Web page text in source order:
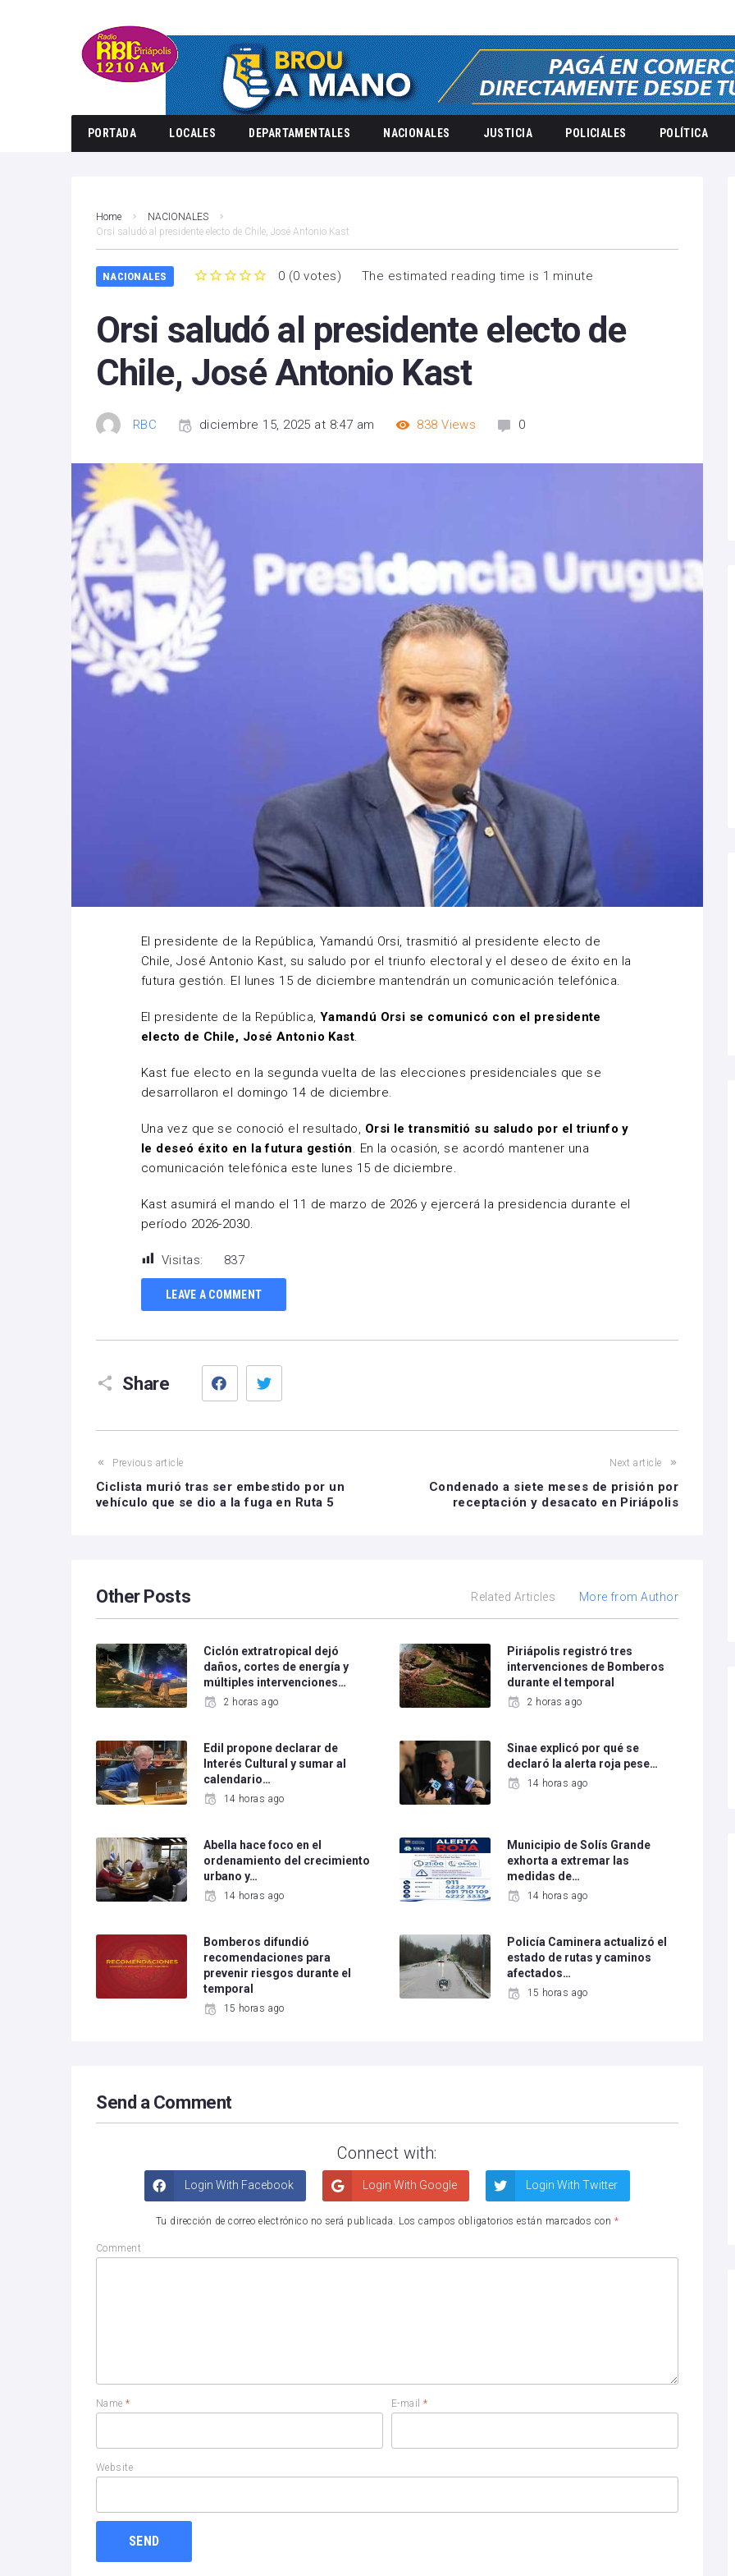
PORTADA LOCALES DEPARTAMENTALES NACIONALES JUSTICIA POLICIALES POLÍTICA
Home
NACIONALES
Orsi saludó al presidente electo de Chile, José Antonio Kast
NACIONALES 0 (0 votes) The estimated reading time is 1 minute
Orsi saludó al presidente electo de
Chile, José Antonio Kast
RBC diciembre 15, 2025 at 8:47 am 838 Views 0
El presidente de la República, Yamandú Orsi, trasmitió al presidente electo de
Chile, José Antonio Kast, su saludo por el triunfo electoral y el deseo de éxito en la
futura gestión. El lunes 15 de diciembre mantendrán un comunicación telefónica.
El presidente de la República, Yamandú Orsi se comunicó con el presidente
electo de Chile, José Antonio Kast.
Kast fue electo en la segunda vuelta de las elecciones presidenciales que se
desarrollaron el domingo 14 de diciembre.
Una vez que se conoció el resultado, Orsi le transmitió su saludo por el triunfo y
le deseó éxito en la futura gestión. En la ocasión, se acordó mantener una
comunicación telefónica este lunes 15 de diciembre.
Kast asumirá el mando el 11 de marzo de 2026 y ejercerá la presidencia durante el
período 2026-2030.
Visitas: 837
LEAVE A COMMENT
Share
Facebook
Previous article
Ciclista murió tras ser embestido por un
vehículo que se dio a la fuga en Ruta 5
Next article
Condenado a siete meses de prisión por
receptación y desacato en Piriápolis
Other Posts Related Articles More from Author
Ciclón extratropical dejó
daños, cortes de energía y
múltiples intervenciones…
2 horas ago
Piriápolis registró tres
intervenciones de Bomberos
durante el temporal
2 horas ago
Edil propone declarar de
Interés Cultural y sumar al
calendario…
14 horas ago
Sinae explicó por qué se
declaró la alerta roja pese…
14 horas ago
Abella hace foco en el
ordenamiento del crecimiento
urbano y…
14 horas ago
Municipio de Solís Grande
exhorta a extremar las
medidas de…
14 horas ago
Bomberos difundió
recomendaciones para
prevenir riesgos durante el
temporal
15 horas ago
Policía Caminera actualizó el
estado de rutas y caminos
afectados…
15 horas ago
Send a Comment
Connect with:
Login With Facebook Login With Google Login With Twitter
Tu dirección de correo electrónico no será publicada. Los campos obligatorios están marcados con *
Comment
Name* E-mail*
Website